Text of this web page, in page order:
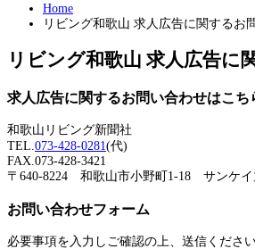
Home
リビング和歌山 求人広告に関するお
リビング和歌山 求人広告に
求人広告に関するお問い合わせはこち
和歌山リビング新聞社
TEL.073-428-0281(代)
FAX.073-428-3421
〒640-8224 和歌山市小野町1-18 サンケイ
お問い合わせフォーム
必要事項を入力しご確認の上、送信ください